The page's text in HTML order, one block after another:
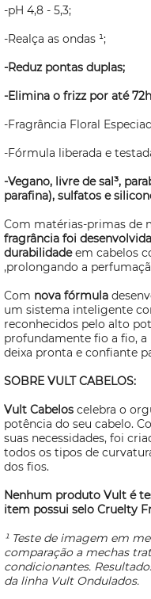
-pH 4,8 - 5,3;
-Realça as ondas ¹;
-Reduz pontas duplas;
-Elimina o frizz por até
-Fragrância Floral
-Fórmula liberada e
-Vegano, livre de sal³,
parafina), sulfatos e
Com matérias-primas de
fragrância foi
durabilidadeem cabelos
,prolongando a
Com nova fórmula
um sistema inteligente
reconhecidos pelo alto
profundamente fio a fio, a
deixa pronta e confiante
SOBRE VULT CABELOS:
Vult Cabelos celebra o
potência do seu cabelo.
suas necessidades, foi
todos os tipos de
dos fios.
Nenhum produto Vult é
item possui selo Cruelty
¹ Teste de imagem em
comparação a mechas
condicionantes.
da linha Vult Ondulados.